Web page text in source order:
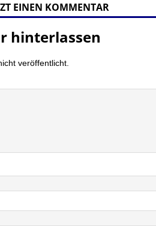
EINEN KOMMENTAR
hinterlassen
veröffentlicht.